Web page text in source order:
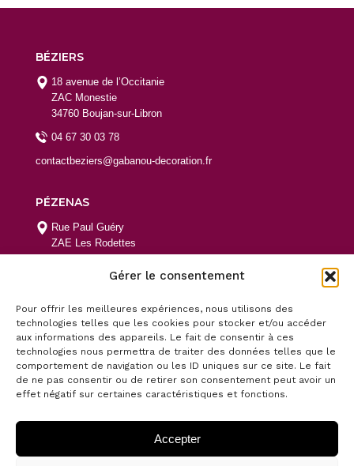
Gérer le consentement
Pour offrir les meilleures expériences, nous utilisons des
technologies telles que les cookies pour stocker et/ou accéder
aux informations des appareils. Le fait de consentir à ces
technologies nous permettra de traiter des données telles que le
comportement de navigation ou les ID uniques sur ce site. Le fait
de ne pas consentir ou de retirer son consentement peut avoir un
effet négatif sur certaines caractéristiques et fonctions.
Accepter
BÉZIERS
18 avenue de l’Occitanie
ZAC Monestie
34760 Boujan-sur-Libron
04 67 30 03 78
contactbeziers@gabanou-decoration.fr
PÉZENAS
Rue Paul Guéry
ZAE Les Rodettes
04 99 43 55 28
contactpezenas@gabanou-decoration.fr
Nos services
Paiement en ligne
Nos points de vente